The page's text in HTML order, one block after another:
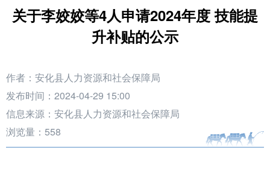
关于李姣姣等4人申请2024年度 技能提
升补贴的公示
作者：安化县人力资源和社会保障局
发布时间：2024-04-29 15:00
信息来源：安化县人力资源和社会保障局
浏览量： 558